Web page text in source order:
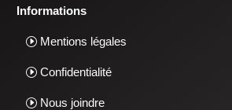
Informations
Mentions légales
Confidentialité
Nous joindre